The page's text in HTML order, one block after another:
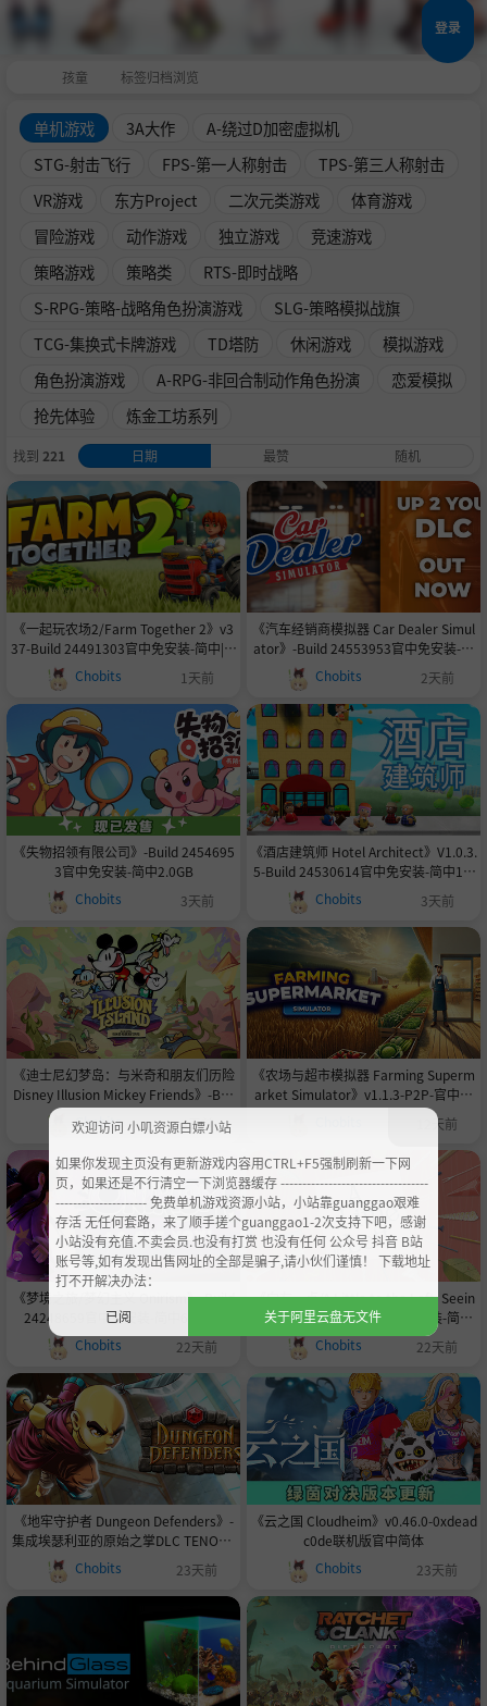
登录
孩童 标签归档浏览
单机游戏 3A大作
A-绕过D加密虚拟机
STG-射击飞行
FPS-第一人称射击
TPS-第三人称射击
VR游戏
东方Project 二次元类游戏
体育游戏
冒险游戏
动作游戏 独立游戏
竞速游戏
策略游戏
策略类
RTS-即时战略
S-RPG-策略-战略角色扮演游戏
SLG-策略模拟战旗
TCG-集换式卡牌游戏
TD塔防 休闲游戏
模拟游戏
角色扮演游戏
A-RPG-非回合制动作角色扮演
恋爱模拟
抢先体验
炼金工坊系列
找到 221 日期 最赞 随机
《一起玩农场2/Farm Together 2》v3
37-Build 24491303官中免安装-简中|容
量1.2GB付223版本-不删图
Chobits 1天前
《汽车经销商模拟器 Car Dealer Simul
ator》-Build 24553953官中免安装-简
中17.8GB
Chobits 2天前
《失物招领有限公司》-Build 2454695
3官中免安装-简中2.0GB
Chobits
3天前
《酒店建筑师 Hotel Architect》V1.0.3.
5-Build 24530614官中免安装-简中1.5
Chobits 3天前
《迪士尼幻梦岛：与米奇和朋友们历险
Disney Illusion Mickey Friends》-Buil
d 20391376官中免安装-简中8.3GB
Chobits 4天前
《农场与超市模拟器 Farming Superm
arket Simulator》v1.1.3-P2P-官中免
安装-简中1.8GB
12天前
《梦境之旅/梦幻主义 Onirism》-Build
24248659官中免安装-简中64.3GB
Chobits
22天前
《向左一点/A Little to the Left: Seein
g Stars》v3.6.1-P2P-官中免安装-简中|
支持键鼠.手柄|容量1.96GB
Chobits 22天前
《地牢守护者 Dungeon Defenders》-
集成埃瑟利亚的原始之掌DLC TENOKE
镜像集成守护英雄DLC官方英文|容量|支
持键鼠|容量11GB
Chobits 23天前
《云之国 Cloudheim》v0.46.0-0xdead
c0de联机版官中简体
Chobits
23天前
欢迎访问 小叽资源白嫖小站
如果你发现主页没有更新游戏内容用CTRL+F5强制刷新一下网
页，如果还是不行清空一下浏览器缓存 ----------------------------------
--------------------- 免费单机游戏资源小站，小站靠guanggao艰难
存活 无任何套路，来了顺手搓个guanggao1-2次支持下吧，感谢
小站没有充值.不卖会员.也没有打赏 也没有任何 公众号 抖音 B站
账号等,如有发现出售网址的全部是骗子,请小伙们谨慎！ 下载地址
打不开解决办法：
已阅
关于阿里云盘无文件